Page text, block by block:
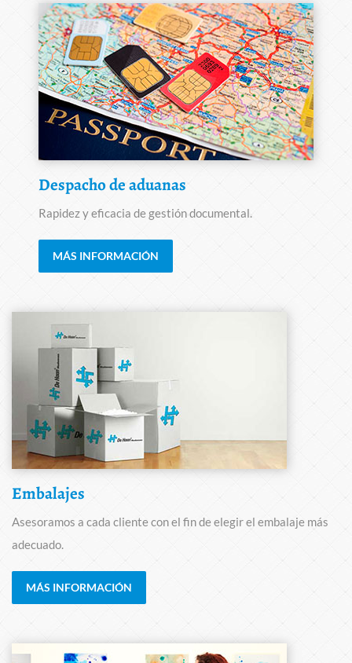
Despacho de aduanas
Rapidez y eficacia de gestión documental.
MÁS INFORMACIÓN
Embalajes
Asesoramos a cada cliente con el fin de elegir el embalaje más
adecuado.
MÁS INFORMACIÓN